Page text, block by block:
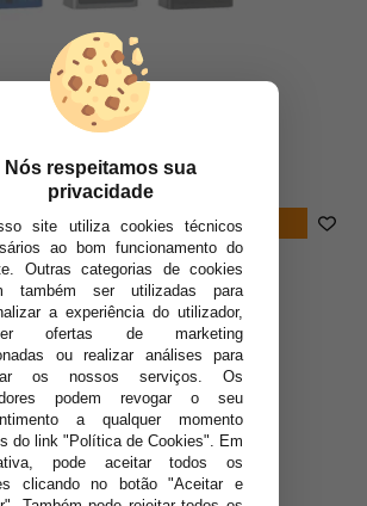
notificar-me
- Uwell Squonk
Nós respeitamos sua
privacidade
site utiliza cookies técnicos
ao bom funcionamento do
Outras categorias de cookies
também ser utilizadas para
a experiência do utilizador,
ofertas de marketing
ou realizar análises para
os nossos serviços. Os
podem revogar o seu
a qualquer momento
do link "Política de Cookies". Em
pode aceitar todos os
clicando no botão "Aceitar e